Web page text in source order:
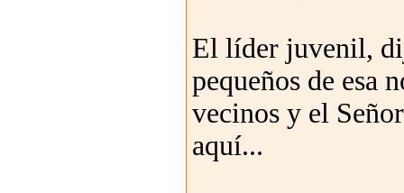
El líder juvenil,
pequeños de esa
vecinos y el
aquí...